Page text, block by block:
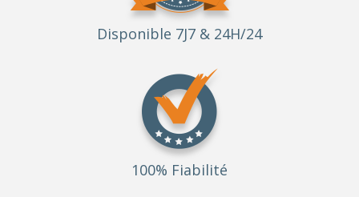
Disponible 7J7 & 24H/24
100% Fiabilité